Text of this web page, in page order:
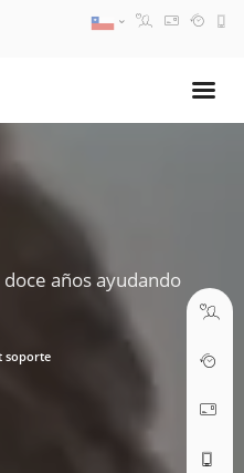
años ayudando
soporte
PM